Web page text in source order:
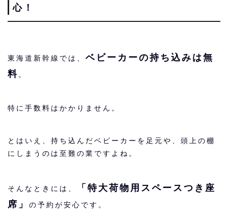
心！
東海道新幹線では、 ベビーカーの持ち込みは無
料 。
特に手数料はかかりません。
とはいえ、持ち込んだベビーカーを足元や、頭上の棚
にしまうのは至難の業ですよね。
そんなときには、
「特大荷物用スペースつき座
席」
の予約が安心です。